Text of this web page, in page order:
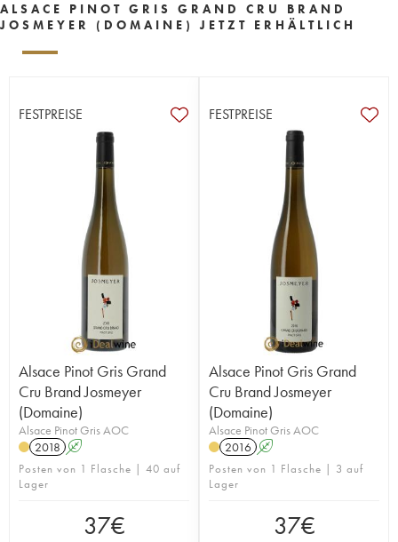
ALSACE PINOT GRIS GRAND CRU BRAND
JOSMEYER (DOMAINE) JETZT ERHÄLTLICH
FESTPREISE
Alsace Pinot Gris Grand
Cru Brand Josmeyer
(Domaine)
Alsace Pinot Gris AOC
2018 A
Posten von 1 Flasche | 40 auf
Lager
37€
FESTPREISE
Alsace Pinot Gris Grand
Cru Brand Josmeyer
(Domaine)
Alsace Pinot Gris AOC
2016 A
Posten von 1 Flasche | 3 auf
Lager
37€